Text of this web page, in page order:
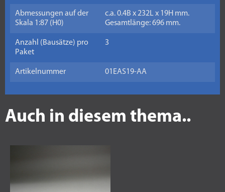
Abmessungen auf der
Skala 1:87 (H0)
c.a. 0.4B x 232L x 19H mm.
Gesamtlänge: 696 mm.
Anzahl (Bausätze) pro
Paket
3
Artikelnummer 01EAS19-AA
Auch in diesem thema..